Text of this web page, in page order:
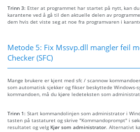
Trinn 3: Etter at programmet har startet på nytt, kan
karantene ved å gå til den aktuelle delen av
dem hvis det viste seg at noe fra programvaren i
Metode 5: Fix Mssvp.dll mangler feil
Checker (SFC)
Mange brukere er kjent med sfc / scannow
som automatisk sjekker og fikser beskyttede Windows-
kommandoen, må du kjøre ledeteksten som
Trinn 1: Start kommandolinjen som administrator i
tasten på tastaturet og skrive "Kommandoprompt" i
resultatet og velg Kjør som administrator. Alternativt